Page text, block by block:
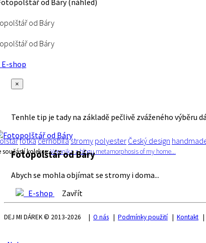
od Báry
od Báry
shop
×
Tenhle tip je tady na základě pečlivě zváženého výběru
fotkačernobílá stromy polyesterČeský design
součástí kolekce:Veronika z blogu metamorphosis of my home...
Fotopolštář od Báry
Abych se mohla objímat se stromy i doma...
E-shop
Zavřít
DEJ MI DÁREK © 2013-2026 | O nás | Podmínky použití| Kontakt |